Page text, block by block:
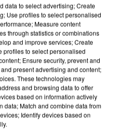
Voir plus
DISPOSITION DES
data to select advertising; Create
Use profiles to select personalised
Measure content
through statistics or combinations
and improve services; Create
profiles to select personalised
Ensure security, prevent and
present advertising and content;
These technologies may
and browsing data to offer
based on information actively
data; Match and combine data from
Identify devices based on